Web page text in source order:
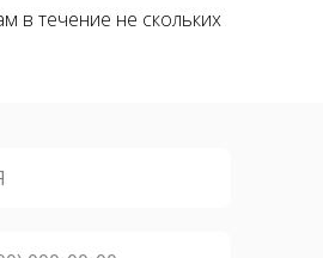
в течение не скольких